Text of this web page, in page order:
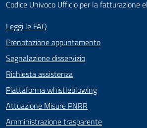
Codice Univoco Ufficio per la fatturazione
Leggi le FAQ
Prenotazione appuntamento
Segnalazione disservizio
Richiesta assistenza
Piattaforma whistleblowing
Attuazione Misure PNRR
Amministrazione trasparente